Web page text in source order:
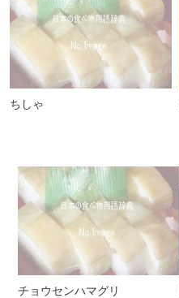
ちしゃ
チョウセンハマグリ